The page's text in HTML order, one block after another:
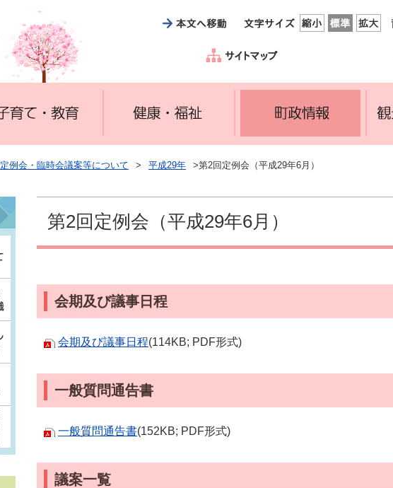
定例会・臨時会議案等について > 平成29年 >第2回定例会（平成29年6月）
第2回定例会（平成29年6月）
会期及び議事日程
会期及び議事日程(114KB; PDF形式)
一般質問通告書
一般質問通告書(152KB; PDF形式)
議案一覧